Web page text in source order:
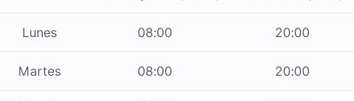
Lunes 08:00 20:00
Martes 08:00 20:00